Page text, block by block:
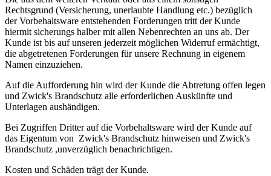
Rechtsgrund (Versicherung, unerlaubte Handlung etc.) bezüglich
der Vorbehaltsware entstehenden Forderungen tritt der Kunde
hiermit sicherungs halber mit allen Nebenrechten an uns ab. Der
Kunde ist bis auf unseren jederzeit möglichen Widerruf ermächtigt,
die abgetretenen Forderungen für unsere Rechnung in eigenem
Namen einzuziehen.
Auf die Aufforderung hin wird der Kunde die Abtretung offen legen
und Zwick's Brandschutz alle erforderlichen Auskünfte und
Unterlagen aushändigen.
Bei Zugriffen Dritter auf die Vorbehaltsware wird der Kunde auf
das Eigentum von Zwick's Brandschutz hinweisen und Zwick's
Brandschutz ,unverzüglich benachrichtigen.
Kosten und Schäden trägt der Kunde.